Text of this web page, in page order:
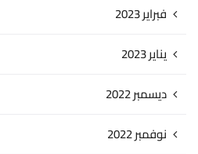
فبراير 2023
يناير 2023
ديسمبر 2022
نوفمبر 2022